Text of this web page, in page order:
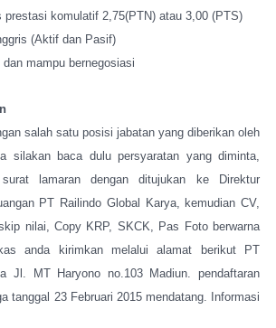
prestasi komulatif 2,75(PTN) atau 3,00 (PTS)
(Aktif dan Pasif)
mampu bernegosiasi
salah satu posisi jabatan yang diberikan oleh
silakan baca dulu persyaratan yang diminta,
lamaran dengan ditujukan ke Direktur
PT Railindo Global Karya, kemudian CV,
nilai, Copy KRP, SKCK, Pas Foto berwarna
anda kirimkan melalui alamat berikut PT
Jl. MT Haryono no.103 Madiun. pendaftaran
tanggal 23 Februari 2015 mendatang. Informasi